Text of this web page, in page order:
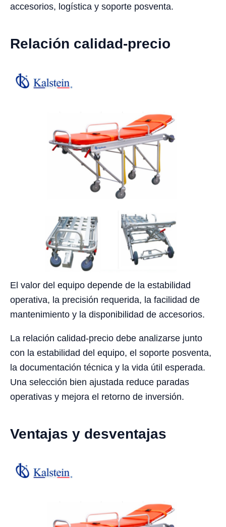
accesorios, logística y soporte posventa.
Relación calidad-precio
El valor del equipo depende de la estabilidad
operativa, la precisión requerida, la facilidad de
mantenimiento y la disponibilidad de accesorios.
La relación calidad-precio debe analizarse junto
con la estabilidad del equipo, el soporte posventa,
la documentación técnica y la vida útil esperada.
Una selección bien ajustada reduce paradas
operativas y mejora el retorno de inversión.
Ventajas y desventajas